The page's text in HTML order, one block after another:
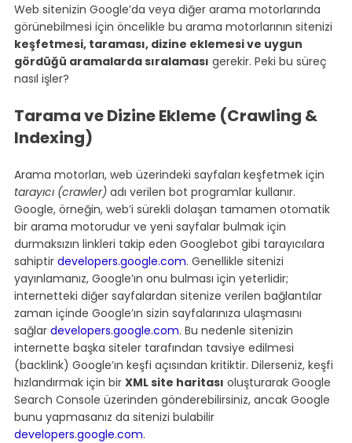
Web sitenizin Google’da veya diğer arama motorlarında
görünebilmesi için öncelikle bu arama motorlarının sitenizi
keşfetmesi, taraması, dizine eklemesi ve uygun
gördüğü aramalarda sıralaması gerekir. Peki bu süreç
nasıl işler?
Tarama ve Dizine Ekleme (Crawling &
Indexing)
Arama motorları, web üzerindeki sayfaları keşfetmek için
tarayıcı (crawler) adı verilen bot programlar kullanır.
Google, örneğin, web’i sürekli dolaşan tamamen otomatik
bir arama motorudur ve yeni sayfalar bulmak için
durmaksızın linkleri takip eden Googlebot gibi tarayıcılara
sahiptir developers.google.com. Genellikle sitenizi
yayınlamanız, Google’ın onu bulması için yeterlidir;
internetteki diğer sayfalardan sitenize verilen bağlantılar
zaman içinde Google’ın sizin sayfalarınıza ulaşmasını
sağlar developers.google.com. Bu nedenle sitenizin
internette başka siteler tarafından tavsiye edilmesi
(backlink) Google’ın keşfi açısından kritiktir. Dilerseniz, keşfi
hızlandırmak için bir XML site haritası oluşturarak Google
Search Console üzerinden gönderebilirsiniz, ancak Google
bunu yapmasanız da sitenizi bulabilir
developers.google.com.